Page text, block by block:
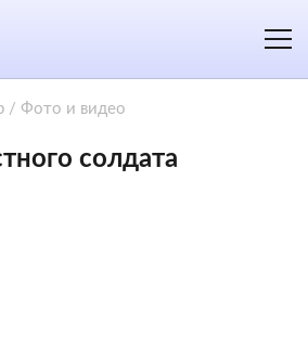
/ Фото и видео
солдата